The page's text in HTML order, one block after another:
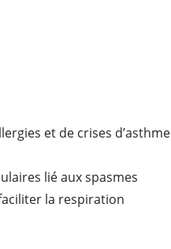
et de crises d’asthme
lié aux spasmes
la respiration